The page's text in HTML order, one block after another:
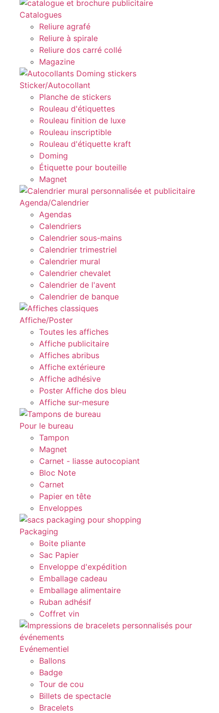
Catalogues
Reliure agrafé
Reliure à spirale
Reliure dos carré collé
Magazine
Sticker/Autocollant
Planche de stickers
Rouleau d'étiquettes
Rouleau finition de luxe
Rouleau inscriptible
Rouleau d'étiquette kraft
Doming
Étiquette pour bouteille
Magnet
Agenda/Calendrier
Agendas
Calendriers
Calendrier sous-mains
Calendrier trimestriel
Calendrier mural
Calendrier chevalet
Calendrier de l'avent
Calendrier de banque
Affiche/Poster
Toutes les affiches
Affiche publicitaire
Affiches abribus
Affiche extérieure
Affiche adhésive
Poster Affiche dos bleu
Affiche sur-mesure
Pour le bureau
Tampon
Magnet
Carnet - liasse autocopiant
Bloc Note
Carnet
Papier en tête
Enveloppes
Packaging
Boite pliante
Sac Papier
Enveloppe d'expédition
Emballage cadeau
Emballage alimentaire
Ruban adhésif
Coffret vin
Evénementiel
Ballons
Badge
Tour de cou
Billets de spectacle
Bracelets